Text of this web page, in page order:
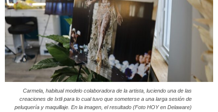
Carmela, habitual modelo colaboradora de la artista, luciendo una de las
creaciones de Ixtli para lo cual tuvo que someterse a una larga sesión de
peluquería y maquillaje. En la imagen, el resultado (Foto HOY en Delaware)